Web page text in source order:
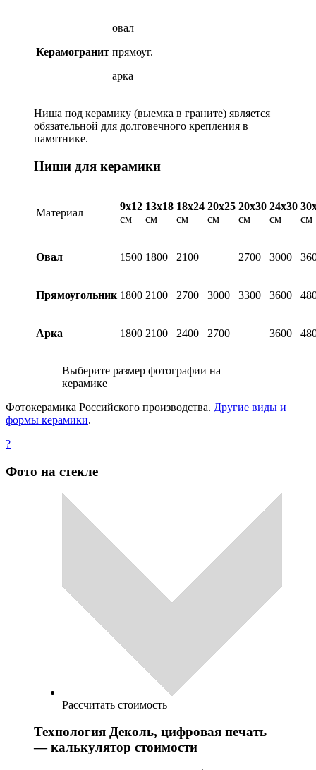
Керамогранит
овал
прямоуг.
арка
Ниша под керамику (выемка в граните) является
обязательной для долговечного крепления в
памятнике.
Ниши для керамики
Материал
9х12
см
13х18
см
18х24
см
20х25
см
20х30
см
24х30
см
см
Овал 1500 1800 2100 2700 3000
Прямоугольник 1800 2100 2700 3000 3300 3600
Арка 1800 2100 2400 2700 3600
Выберите размер фотографии на
керамике
Фотокерамика Российского производства. Другие виды и
формы керамики.
?
Фото на стекле
Рассчитать стоимость
Технология Деколь, цифровая печать
— калькулятор стоимости